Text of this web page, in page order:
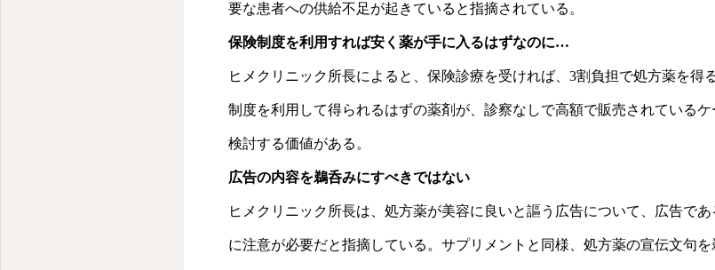
レスや緊張によって血糖値が上がっていることが判明。食事療法や運動
方を変える、安定剤を飲むなど別のアプローチが必要だったことを学ん
ち時間の後に2-3分の短い診察時間しかなく、その間もドクターはパソコ
分析。今後の番組で、ドクターが何分見てくれたら原因にまで近づける
くと予告した。現代医療システムの問題点糖尿病治療での気づき今後の
学んだ本来の医療のあり方‎現在の医療システムの問題点と今後の番組予
における原因追求の重要性について今後の番組で1個ずつ掘り下げていく
る限り番組にお付き合いいただく. ‎話者 1 mentioned ドクターが何分見て
要な患者への供給不足が起きていると指摘されている。
保険制度を利用すれば安く薬が手に入るはずなのに…
ヒメクリニック所長によると、保険診療を受ければ、3割負担で処方薬を得
制度を利用して得られるはずの薬剤が、診察なしで高額で販売されている
検討する価値がある。
広告の内容を鵜呑みにすべきではない
ヒメクリニック所長は、処方薬が美容に良いと謳う広告について、広告で
に注意が必要だと指摘している。サプリメントと同様、処方薬の宣伝文句